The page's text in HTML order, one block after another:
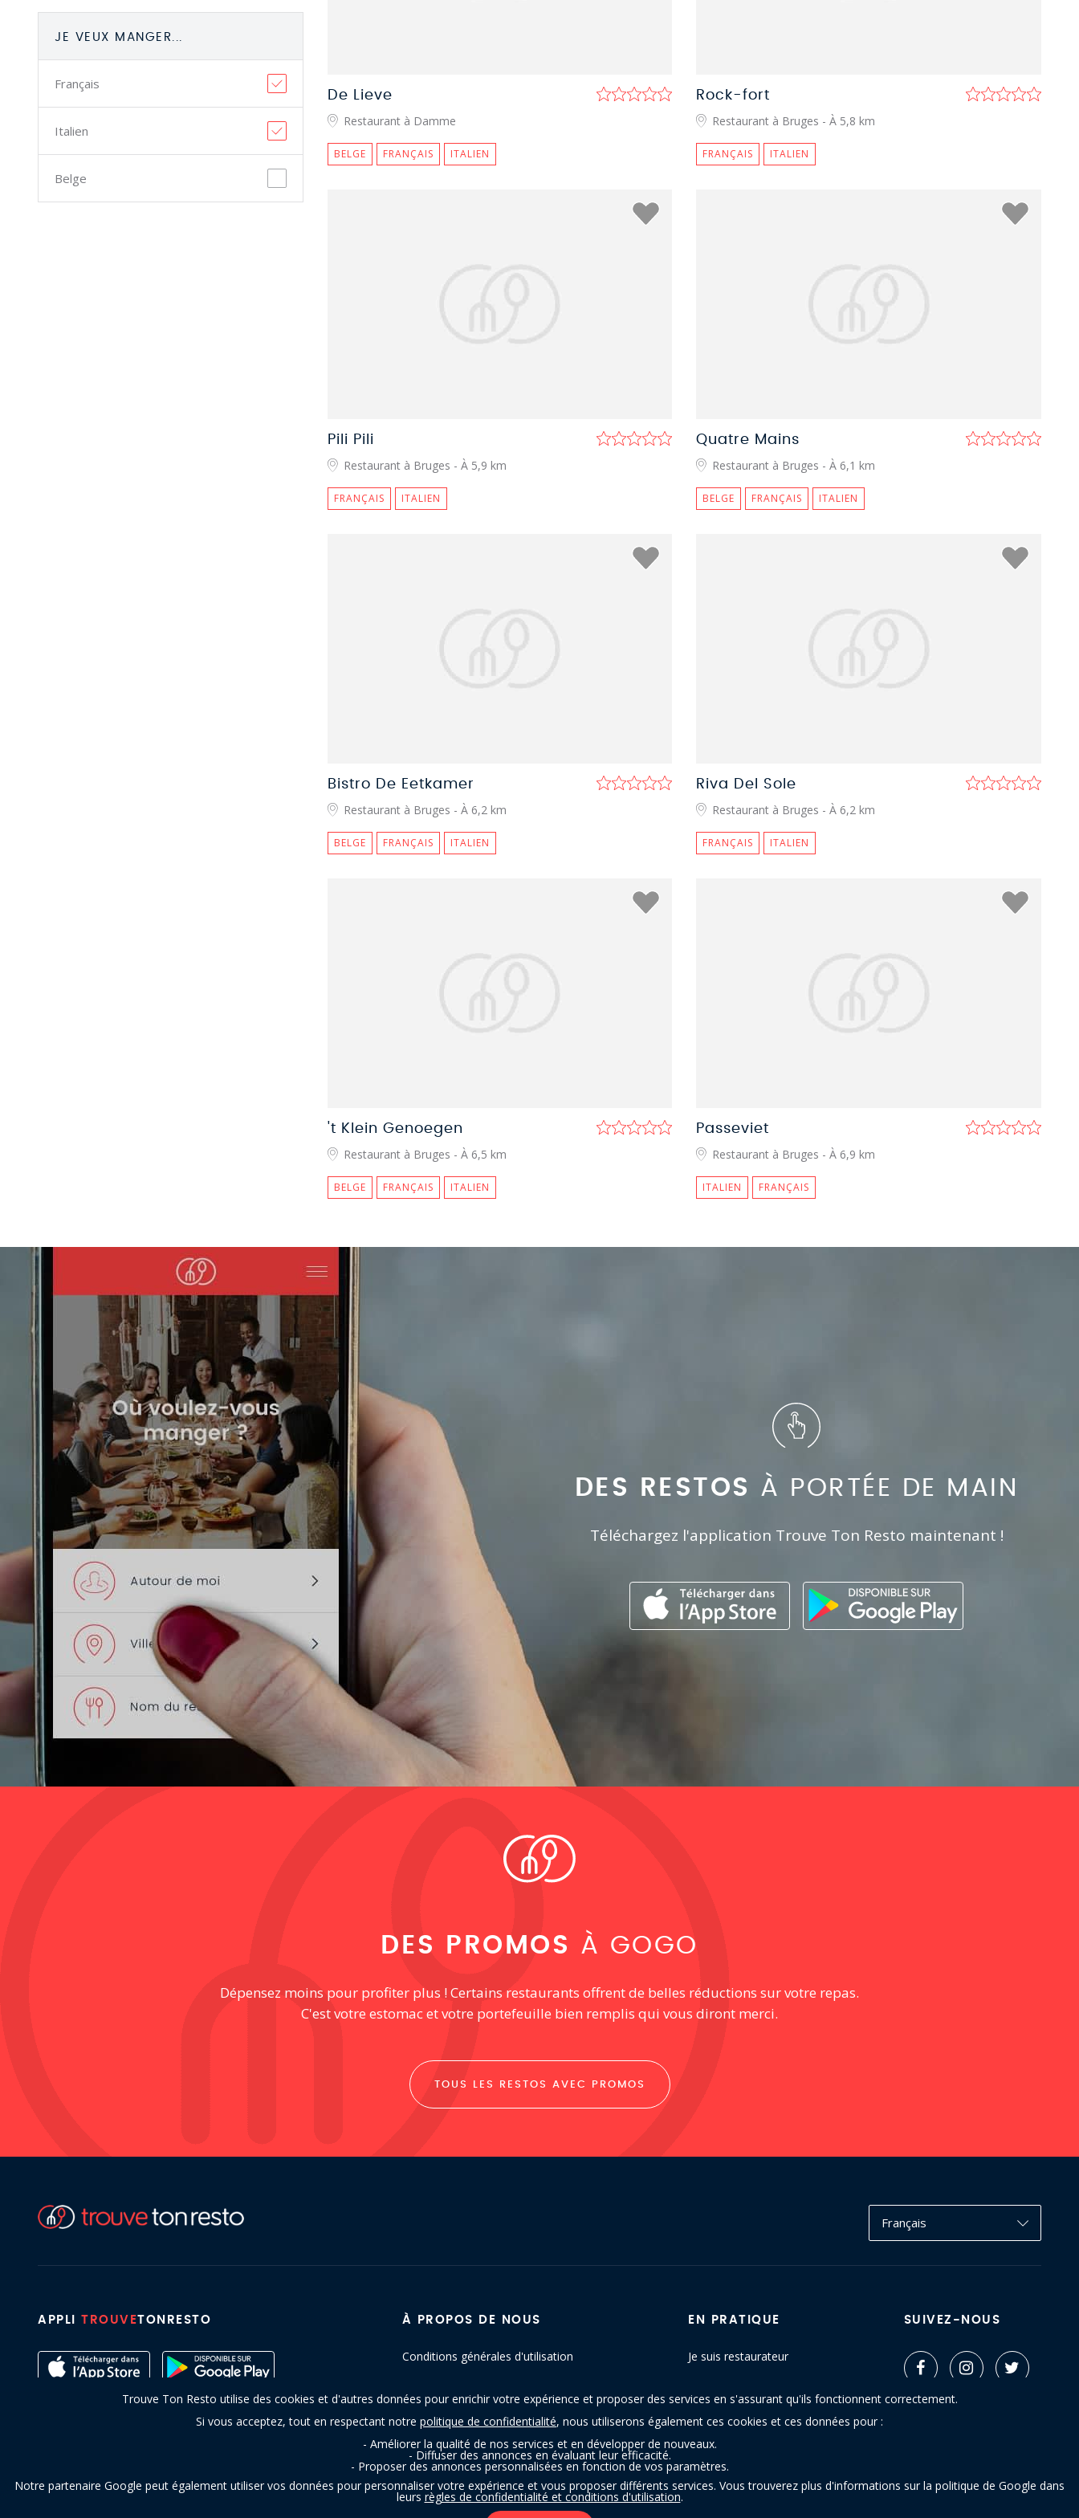
JE VEUX MANGER...
Français
Italien
Belge
De Lieve
Restaurant à Damme
BELGE FRANÇAIS ITALIEN
Rock-fort
Restaurant à Bruges - À 5,8 km
FRANÇAIS ITALIEN
Pili Pili
Restaurant à Bruges - À 5,9 km
FRANÇAIS ITALIEN
Quatre Mains
Restaurant à Bruges - À 6,1 km
BELGE FRANÇAIS ITALIEN
Bistro De Eetkamer
Restaurant à Bruges - À 6,2 km
BELGE FRANÇAIS ITALIEN
Riva Del Sole
Restaurant à Bruges - À 6,2 km
FRANÇAIS ITALIEN
't Klein Genoegen
Restaurant à Bruges - À 6,5 km
BELGE FRANÇAIS ITALIEN
Passeviet
Restaurant à Bruges - À 6,9 km
ITALIEN FRANÇAIS
DES RESTOS À PORTÉE DE MAIN
Téléchargez l'application Trouve Ton Resto maintenant !
DES PROMOS À GOGO
Dépensez moins pour profiter plus ! Certains restaurants offrent de belles réductions sur votre repas.
C'est votre estomac et votre portefeuille bien remplis qui vous diront merci.
TOUS LES RESTOS AVEC PROMOS
Trouve Ton Resto utilise des cookies et d'autres données pour enrichir votre expérience et proposer des services en s'assurant qu'ils fonctionnent correctement.
Si vous acceptez, tout en respectant notre politique de confidentialité, nous utiliserons également ces cookies et ces données pour :
- Améliorer la qualité de nos services et en développer de nouveaux.
- Diffuser des annonces en évaluant leur efficacité.
- Proposer des annonces personnalisées en fonction de vos paramètres.
Notre partenaire Google peut également utiliser vos données pour personnaliser votre expérience et vous proposer différents services. Vous trouverez plus d'informations sur la politique de Google dans
leurs règles de confidentialité et conditions d'utilisation.
Français
APPLI TROUVETONRESTO À PROPOS DE NOUS
Conditions générales d'utilisation
Blog
EN PRATIQUE
Je suis restaurateur
SUIVEZ-NOUS
Copyright © 2016 - 2026 trouvetonresto.be ‐ Tous droits réservés | JDC Resto SRL | Rue de Mettet 12 - 5640 Mettet (Belgique)